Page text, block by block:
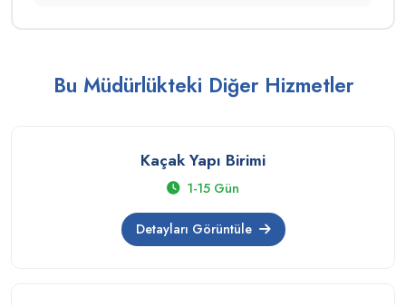
Bu Müdürlükteki Diğer Hizmetler
Kaçak Yapı Birimi
1-15 Gün
Detayları Görüntüle